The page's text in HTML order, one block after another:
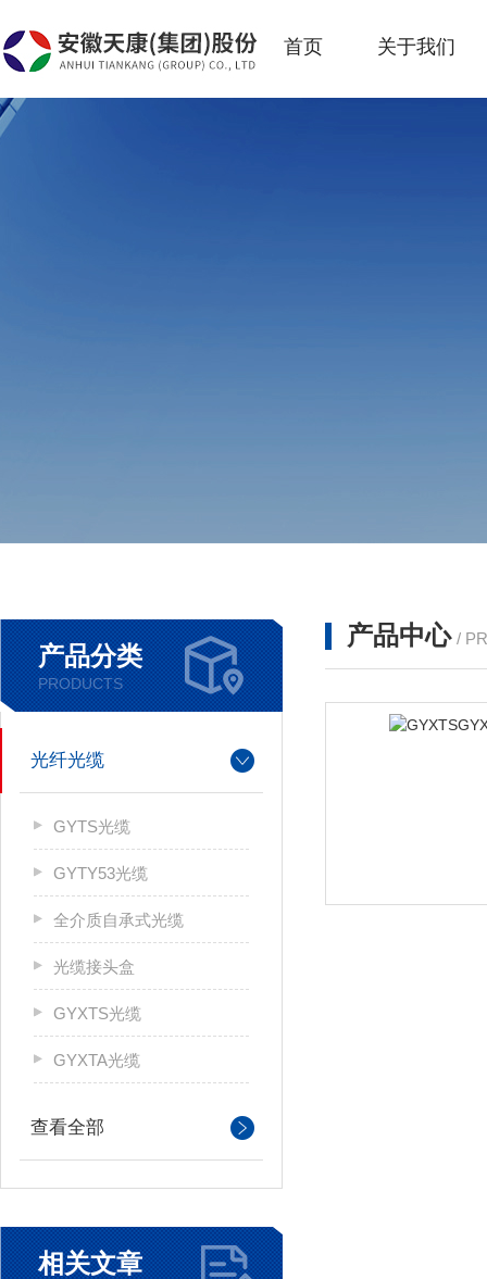
首页 关于我们
产品分类
PRODUCTS
光纤光缆
GYTS光缆
GYTY53光缆
全介质自承式光缆
光缆接头盒
GYXTS光缆
GYXTA光缆
查看全部
相关文章
产品中心 /